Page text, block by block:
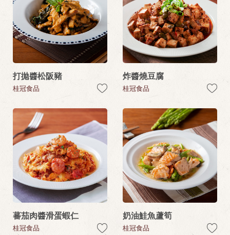
打拋醬松阪豬
桂冠食品
炸醬燒豆腐
桂冠食品
蕃茄肉醬滑蛋蝦仁
桂冠食品
奶油鮭魚蘆筍
桂冠食品